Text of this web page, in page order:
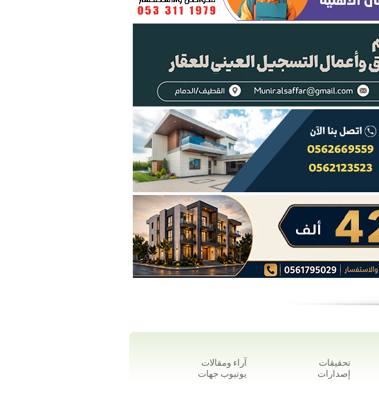
تحقيقات
آراء ومقالات
إصدارات يوتيوب جهات